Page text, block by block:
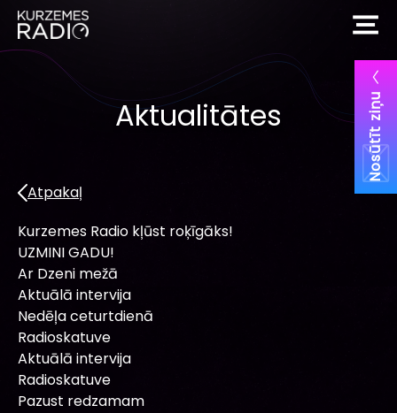
Nosūtīt ziņu
Aktualitātes
Atpakaļ
Kurzemes Radio kļūst roķīgāks!
UZMINI GADU!
Ar Dzeni mežā
Aktuālā intervija
Nedēļa ceturtdienā
Radioskatuve
Aktuālā intervija
Radioskatuve
Pazust redzamam